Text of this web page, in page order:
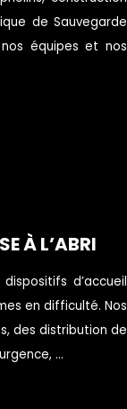
de Sauvegarde
équipes et nos
À L’ABRI
d’accueil
en difficulté. Nos
des distribution de
...